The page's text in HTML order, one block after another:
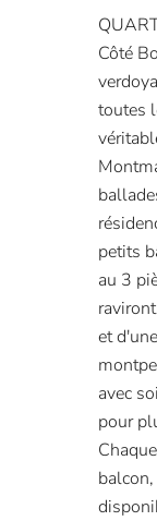
Côté
toutes
petits
au 3
et
avec
pour